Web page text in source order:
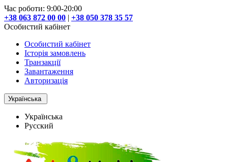
Час роботи: 9:00-20:00
+38 063 872 00 00 | +38 050 378 35 57
Особистий кабінет
Особистий кабінет
Історія замовлень
Транзакції
Завантаження
Авторизація
Українська
Українська
Русский